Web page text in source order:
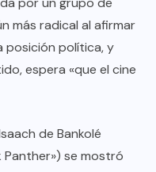
más radical al afirmar
posición política, y
espera «que el cine
de Bankolé
Panther») se mostró